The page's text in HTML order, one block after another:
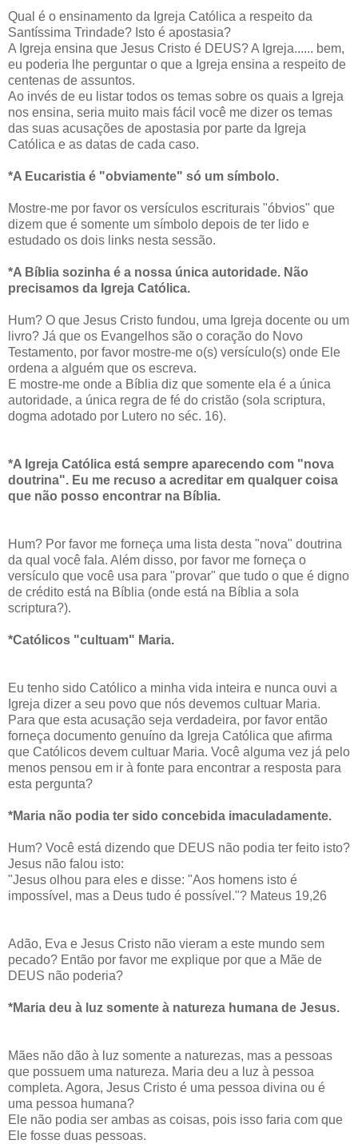
Qual é o ensinamento da Igreja Católica a respeito da
Santíssima Trindade? Isto é apostasia?
A Igreja ensina que Jesus Cristo é DEUS? A Igreja...... bem,
eu poderia lhe perguntar o que a Igreja ensina a respeito de
centenas de assuntos.
Ao invés de eu listar todos os temas sobre os quais a Igreja
nos ensina, seria muito mais fácil você me dizer os temas
das suas acusações de apostasia por parte da Igreja
Católica e as datas de cada caso.
*A Eucaristia é "obviamente" só um símbolo.
Mostre-me por favor os versículos escriturais "óbvios" que
dizem que é somente um símbolo depois de ter lido e
estudado os dois links nesta sessão.
*A Bíblia sozinha é a nossa única autoridade. Não
precisamos da Igreja Católica.
Hum? O que Jesus Cristo fundou, uma Igreja docente ou um
livro? Já que os Evangelhos são o coração do Novo
Testamento, por favor mostre-me o(s) versículo(s) onde Ele
ordena a alguém que os escreva.
E mostre-me onde a Bíblia diz que somente ela é a única
autoridade, a única regra de fé do cristão (sola scriptura,
dogma adotado por Lutero no séc. 16).
*A Igreja Católica está sempre aparecendo com "nova
doutrina". Eu me recuso a acreditar em qualquer coisa
que não posso encontrar na Bíblia.
Hum? Por favor me forneça uma lista desta "nova" doutrina
da qual você fala. Além disso, por favor me forneça o
versículo que você usa para "provar" que tudo o que é digno
de crédito está na Bíblia (onde está na Bíblia a sola
scriptura?).
*Católicos "cultuam" Maria.
Eu tenho sido Católico a minha vida inteira e nunca ouvi a
Igreja dizer a seu povo que nós devemos cultuar Maria.
Para que esta acusação seja verdadeira, por favor então
forneça documento genuíno da Igreja Católica que afirma
que Católicos devem cultuar Maria. Você alguma vez já pelo
menos pensou em ir à fonte para encontrar a resposta para
esta pergunta?
*Maria não podia ter sido concebida imaculadamente.
Hum? Você está dizendo que DEUS não podia ter feito isto?
Jesus não falou isto:
"Jesus olhou para eles e disse: "Aos homens isto é
impossível, mas a Deus tudo é possível."? Mateus 19,26
Adão, Eva e Jesus Cristo não vieram a este mundo sem
pecado? Então por favor me explique por que a Mãe de
DEUS não poderia?
*Maria deu à luz somente à natureza humana de Jesus.
Mães não dão à luz somente a naturezas, mas a pessoas
que possuem uma natureza. Maria deu a luz à pessoa
completa. Agora, Jesus Cristo é uma pessoa divina ou é
uma pessoa humana?
Ele não podia ser ambas as coisas, pois isso faria com que
Ele fosse duas pessoas.